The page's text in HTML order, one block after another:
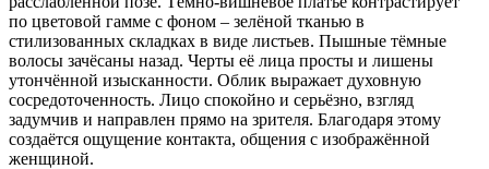
по цветовой гамме с фоном – зелёной тканью в
стилизованных складках в виде листьев. Пышные тёмные
волосы зачёсаны назад. Черты её лица просты и лишены
утончённой изысканности. Облик выражает духовную
сосредоточенность. Лицо спокойно и серьёзно, взгляд
задумчив и направлен прямо на зрителя. Благодаря этому
создаётся ощущение контакта, общения с изображённой
женщиной.